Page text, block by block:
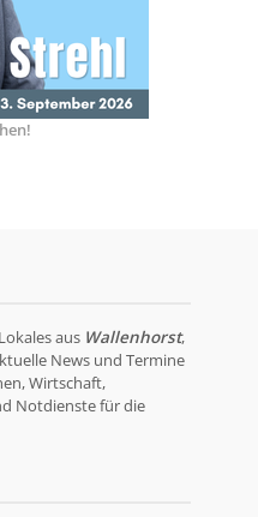
aus Wallenhorst,
News und Termine
Wirtschaft,
Notdienste für die